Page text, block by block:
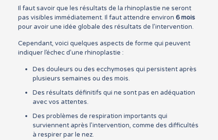
Il faut savoir que les résultats de la rhinoplastie ne seront
pas visibles immédiatement. Il faut attendre environ 6 mois
pour avoir une idée globale des résultats de l’intervention.
Cependant, voici quelques aspects de forme qui peuvent
indiquer l’échec d’une rhinoplastie :
Des douleurs ou des ecchymoses qui persistent après
plusieurs semaines ou des mois.
Des résultats définitifs qui ne sont pas en adéquation
avec vos attentes.
Des problèmes de respiration importants qui
surviennent après l’intervention, comme des difficultés
à respirer par le nez.